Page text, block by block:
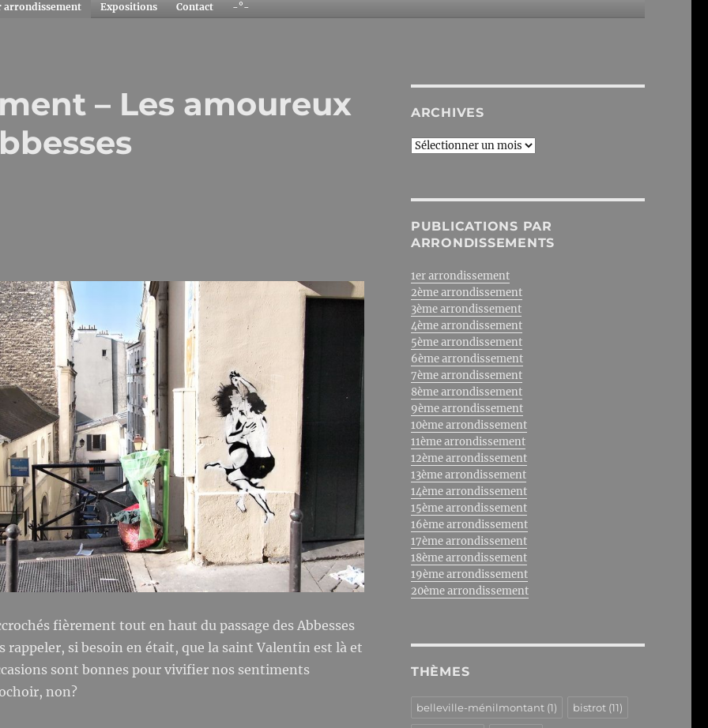
arrondissement Expositions Contact -°-
– Les amoureux
fièrement tout en haut du passage des Abbesses
rappeler, si besoin en était, que la saint Valentin est là et
sont bonnes pour vivifier nos sentiments
non?
ARCHIVES
Archives
PUBLICATIONS PAR
ARRONDISSEMENTS
1er arrondissement
2ème arrondissement
3ème arrondissement
4ème arrondissement
5ème arrondissement
6ème arrondissement
7ème arrondissement
8ème arrondissement
9ème arrondissement
10ème arrondissement
11ème arrondissement
12ème arrondissement
13ème arrondissement
14ème arrondissement
15ème arrondissement
16ème arrondissement
17ème arrondissement
18ème arrondissement
19ème arrondissement
20ème arrondissement
THÈMES
belleville-ménilmontant(1) bistrot(11)